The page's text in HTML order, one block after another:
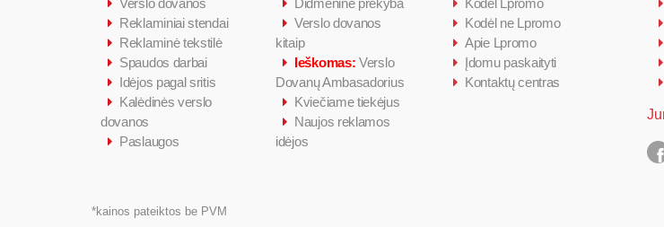
Reklaminiai stendai
Reklaminė tekstilė
Spaudos darbai
Idėjos pagal sritis
Kalėdinės verslo
dovanos
Paslaugos
*kainos pateiktos be PVM
Verslo dovanos
kitaip
Ieškomas: Verslo
Dovanų Ambasadorius
Kviečiame tiekėjus
Naujos reklamos
idėjos
Kodėl ne Lpromo
Apie Lpromo
Įdomu paskaityti
Kontaktų centras